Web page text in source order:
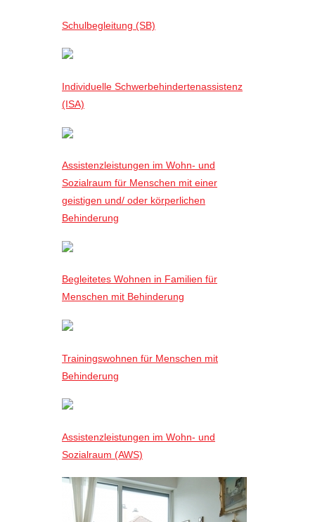
Schulbegleitung (SB)
Individuelle Schwerbehindertenassistenz
(ISA)
Assistenzleistungen im Wohn- und
Sozialraum für Menschen mit einer
geistigen und/ oder körperlichen
Behinderung
Begleitetes Wohnen in Familien für
Menschen mit Behinderung
Trainingswohnen für Menschen mit
Behinderung
Assistenzleistungen im Wohn- und
Sozialraum (AWS)